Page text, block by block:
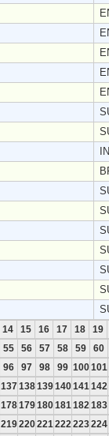
14 15 16 17 18
19
55 56 57 58 59
60
96 97 98 99 100101
137138139140141 142
178179180181 182 183
219220221 222 223224